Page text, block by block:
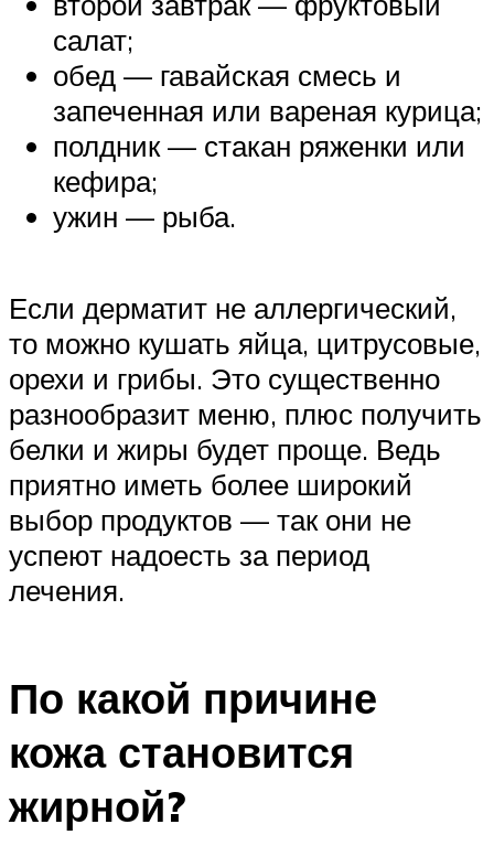
салат;
обед — гавайская смесь и
запеченная или вареная курица;
полдник — стакан ряженки или
кефира;
ужин — рыба.
Если дерматит не аллергический,
то можно кушать яйца, цитрусовые,
орехи и грибы. Это существенно
разнообразит меню, плюс получить
белки и жиры будет проще. Ведь
приятно иметь более широкий
выбор продуктов — так они не
успеют надоесть за период
лечения.
По какой причине
кожа становится
жирной?